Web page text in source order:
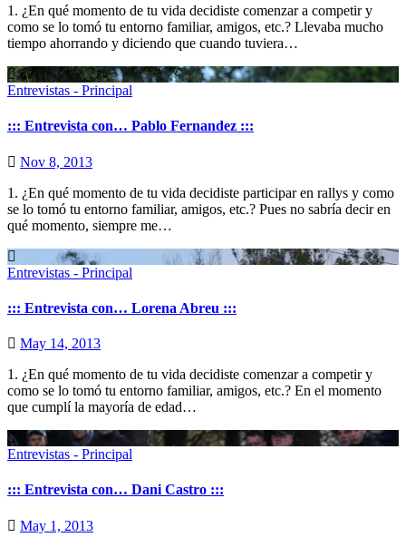
1. ¿En qué momento de tu vida decidiste comenzar a competir y
como se lo tomó tu entorno familiar, amigos, etc.? Llevaba mucho
tiempo ahorrando y diciendo que cuando tuviera…
Entrevistas - Principal
::: Entrevista con… Pablo Fernandez :::
Nov 8, 2013
1. ¿En qué momento de tu vida decidiste participar en rallys y como
se lo tomó tu entorno familiar, amigos, etc.? Pues no sabría decir en
qué momento, siempre me…
Entrevistas - Principal
::: Entrevista con… Lorena Abreu :::
May 14, 2013
1. ¿En qué momento de tu vida decidiste comenzar a competir y
como se lo tomó tu entorno familiar, amigos, etc.? En el momento
que cumplí la mayoría de edad…
Entrevistas - Principal
::: Entrevista con… Dani Castro :::
May 1, 2013